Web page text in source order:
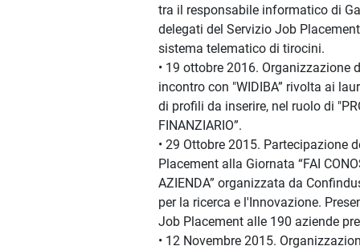
tra il responsabile informatico di
delegati del Servizio Job
sistema telematico di tirocini.
• 19 ottobre 2016. Organizzazione
incontro con "WIDIBA” rivolta ai
di profili da inserire, nel ruolo di
FINANZIARIO”.
• 29 Ottobre 2015. Partecipazione
Placement alla Giornata “FAI
AZIENDA” organizzata da
per la ricerca e l'Innovazione.
Job Placement alle 190 aziende
• 12 Novembre 2015.